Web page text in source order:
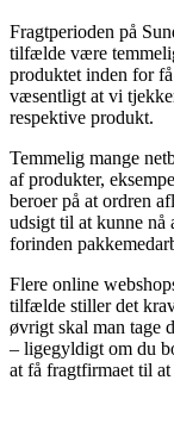
Fragtperioden på
tilfælde være
produktet inden for
væsentligt at vi
respektive produkt.
Temmelig mange
af produkter,
beroer på at ordren
udsigt til at kunne nå
forinden
Flere online
tilfælde stiller det
øvrigt skal man tage
– ligegyldigt om du
at få fragtfirmaet til